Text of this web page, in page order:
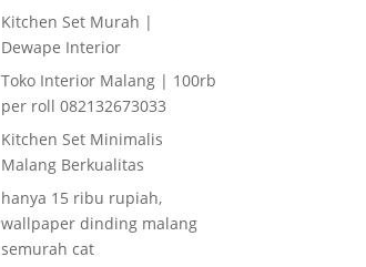
Kitchen Set Murah |
Dewape Interior
Toko Interior Malang | 100rb
per roll 082132673033
Kitchen Set Minimalis
Malang Berkualitas
hanya 15 ribu rupiah,
wallpaper dinding malang
semurah cat